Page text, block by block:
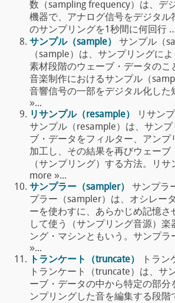
数（sampling frequency）は、デ
機器で、アナログ信号をデジタル
のサンプリングを1秒間に何回行
サンプル（sample）
サンプル（
（sample）は、サンプリングに
素材段階のウェーブ・データのこ
音楽制作におけるサンプル（
音響信号の一部をデジタル化した
»...
リサンプル（resample）
リサン
サンプル（resample）は、サン
ブ・データをフィルター、アンプ
加工し、その結果を再びウェーブ
（サンプリング）する方法。リサ
more »...
サンプラー（sampler）
サンプラ
プラー（sampler）は、オシレー
ーを使わすに、あらかじめ記憶さ
して使う（サンプリング音源）楽
ング・マシンともいう。サンプラ
»...
トランケート（truncate）
トラン
トランケート（truncate）は、サ
ーブ・データの中から特定の部分
ンプリングした音を編集する段階